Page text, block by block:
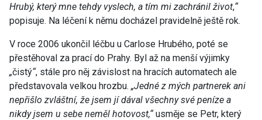
Hrubý, který mne tehdy vyslech, a tím mi zachránil život,“
popisuje. Na léčení k němu docházel pravidelně ještě rok.
V roce 2006 ukončil léčbu u Carlose Hrubého, poté se
přestěhoval za prací do Prahy. Byl až na menší výjimky
„čistý“, stále pro něj závislost na hracích automatech ale
představovala velkou hrozbu. „Jedné z mých partnerek ani
nepřišlo zvláštní, že jsem jí dával všechny své peníze a
nikdy jsem u sebe neměl hotovost,“usměje se Petr, který